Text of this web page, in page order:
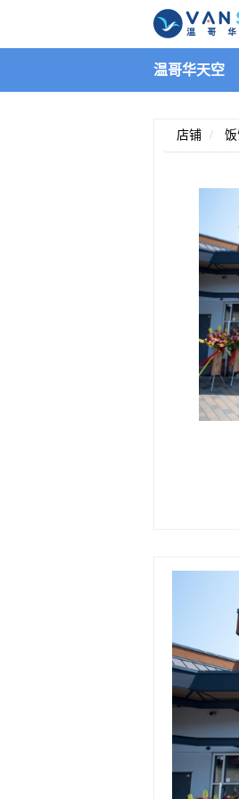
温哥华天空
店铺